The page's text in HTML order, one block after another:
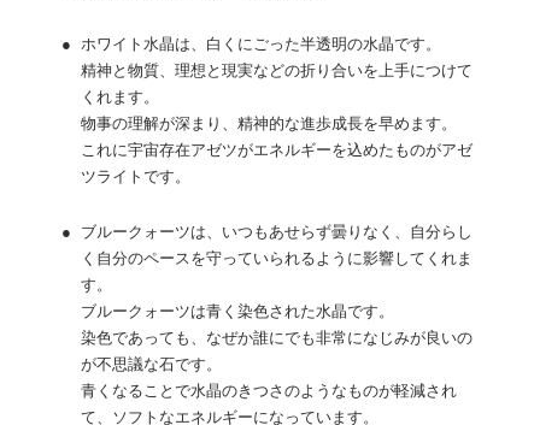
●
ホワイト水晶は、白くにごった半透明の水晶です。
精神と物質、理想と現実などの折り合いを上手につけて
くれます。
物事の理解が深まり、精神的な進歩成長を早めます。
これに宇宙存在アゼツがエネルギーを込めたものがアゼ
ツライトです。
●
ブルークォーツは、いつもあせらず曇りなく、自分らし
く自分のペースを守っていられるように影響してくれま
す。
ブルークォーツは青く染色された水晶です。
染色であっても、なぜか誰にでも非常になじみが良いの
が不思議な石です。
青くなることで水晶のきつさのようなものが軽減され
て、ソフトなエネルギーになっています。